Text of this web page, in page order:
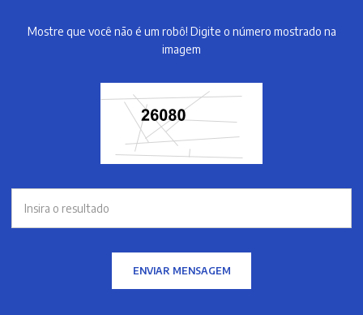
Mostre que você não é um robô! Digite o número mostrado na
imagem
ENVIAR MENSAGEM